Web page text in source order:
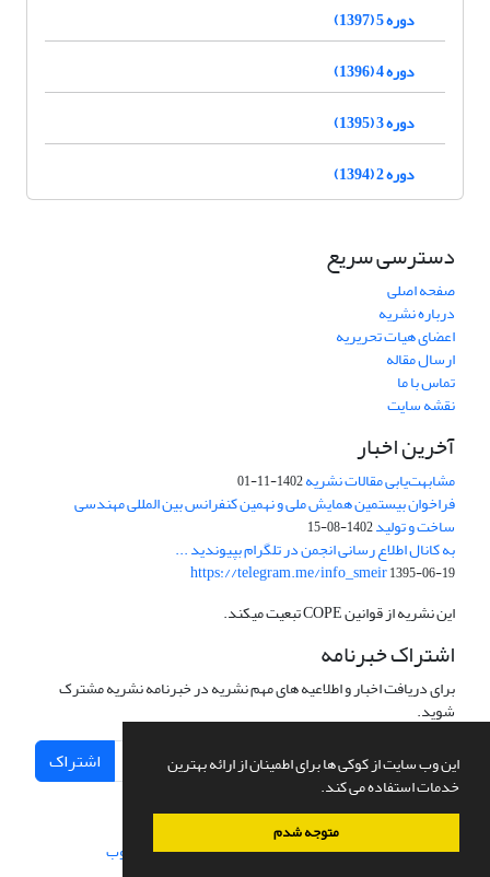
این وب سایت از کوکی ها برای اطمینان از ارائه بهترین
خدمات استفاده می کند.
متوجه شدم
دوره 5 (1397)
دوره 4 (1396)
دوره 3 (1395)
دوره 2 (1394)
دسترسی سریع
صفحه اصلی
درباره نشریه
اعضای هیات تحریریه
ارسال مقاله
تماس با ما
نقشه سایت
آخرین اخبار
مشابهت‌یابی مقالات نشریه1402-11-01
فراخوان بیستمین همایش ملی و نهمین کنفرانس بین المللی مهندسی
ساخت و تولید1402-08-15
به کانال اطلاع رسانی انجمن در تلگرام بپیوندید ...
https://telegram.me/info_smeir1395-06-19
این نشریه از قوانین COPE تبعیت میکند.
اشتراک خبرنامه
برای دریافت اخبار و اطلاعیه های مهم نشریه در خبرنامه نشریه مشترک
شوید.
اشتراک
سامانه مدیریت نشریات علمی.طراحی و پیاده سازی از سیناوب